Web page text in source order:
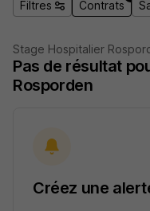
Filtres Contrats
Stage Hospitalier
Pas de résultat
Rosporden
Créez une